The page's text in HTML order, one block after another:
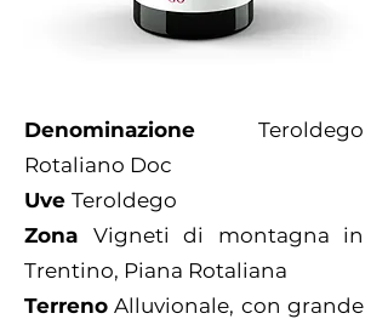
Denominazione Teroldego
Rotaliano Doc
Uve Teroldego
Zona Vigneti di montagna in
Trentino, Piana Rotaliana
Terreno Alluvionale, con grande